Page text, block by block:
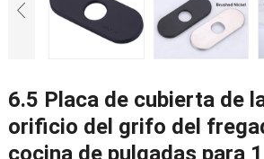
6.5 Placa de cubierta de
orificio del grifo del
cocina de pulgadas para